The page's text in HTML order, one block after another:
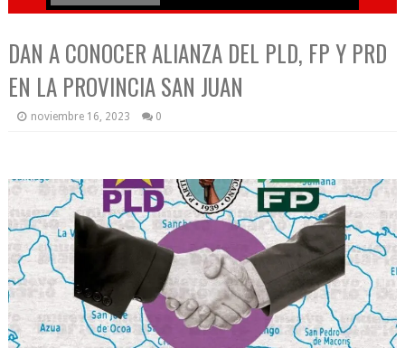
DAN A CONOCER ALIANZA DEL PLD, FP Y PRD
EN LA PROVINCIA SAN JUAN
noviembre 16, 2023 0